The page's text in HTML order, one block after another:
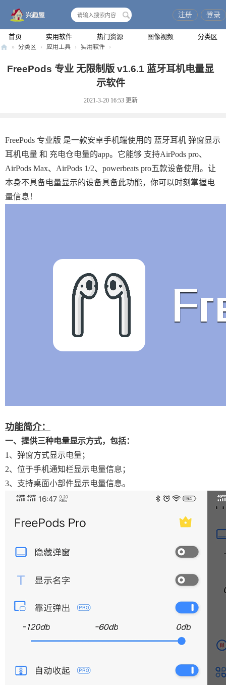
首页 实用软件 热门资源 图像视频 分类区
注册 登录
» 分类区 › 应用工具 › 实用软件 ›
FreePods 专业 无限制版 v1.6.1 蓝牙耳机电量显
示软件
2021-3-20 16:53 更新
FreePods 专业版 是一款安卓手机端使用的 蓝牙耳机 弹窗显示
耳机电量 和 充电仓电量的app。它能够 支持AirPods pro、
AirPods Max、AirPods 1/2、powerbeats pro五款设备使用。让
本身不具备电量显示的设备具备此功能，你可以时刻掌握电
量信息！
功能简介：
一、提供三种电量显示方式，包括：
1、弹窗方式显示电量；
2、位于手机通知栏显示电量信息；
3、支持桌面小部件显示电量信息。